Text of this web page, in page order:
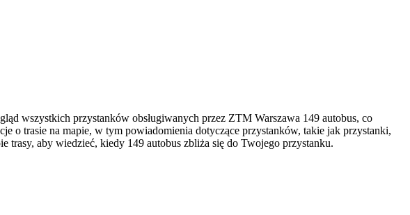
wszystkich przystanków obsługiwanych przez ZTM Warszawa 149 autobus, co
o trasie na mapie, w tym powiadomienia dotyczące przystanków, takie jak przystanki,
trasy, aby wiedzieć, kiedy 149 autobus zbliża się do Twojego przystanku.